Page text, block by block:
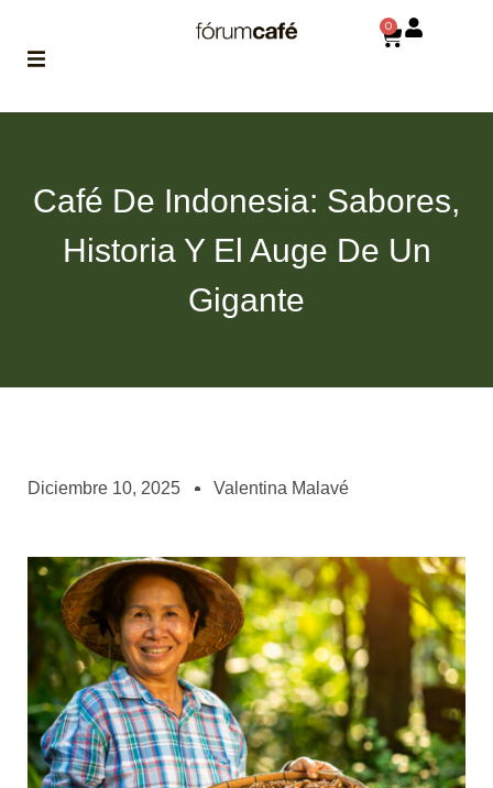
de fórum
asociados
algo nuevo que
enseñarnos
BOLSA DE TRABAJO
por el café?
CONTACTO
¡queremos saber
0
Café De Indonesia: Sabores,
Historia Y El Auge De Un
Gigante
Diciembre 10, 2025 Valentina Malavé